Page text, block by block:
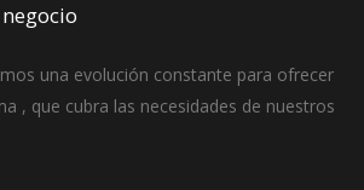
una evolución constante para ofrecer
, que cubra las necesidades de nuestros